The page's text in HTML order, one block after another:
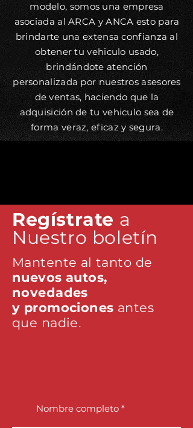
modelo, somos una empresa
asociada al ARCA y ANCA esto para
brindarte una extensa confianza al
obtener tu vehiculo usado,
brindándote atención
personalizada por nuestros asesores
de ventas, haciendo que la
adquisición de tu vehiculo sea de
forma veraz, eficaz y segura.
Regístrate a
Nuestro boletín
Mantente al tanto de
nuevos autos,
novedades
y promociones antes
que nadie.